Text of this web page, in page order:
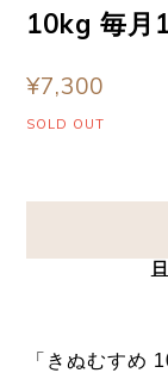
10kg 毎月
¥7,300
SOLD OUT
「きぬむすめ